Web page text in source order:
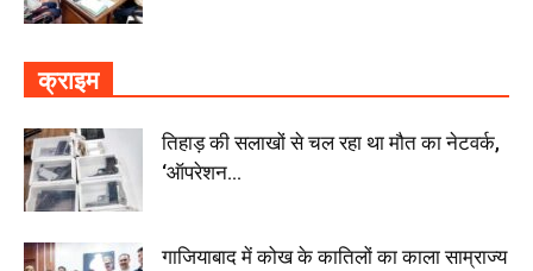
क्राइम
तिहाड़ की सलाखों से चल रहा था मौत का नेटवर्क,
‘ऑपरेशन...
गाजियाबाद में कोख के कातिलों का काला साम्राज्य